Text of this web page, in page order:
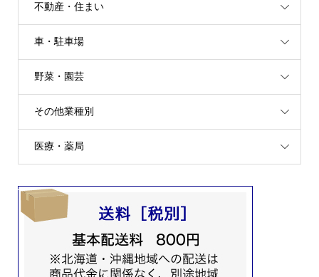
不動産・住まい
車・駐車場
野菜・園芸
その他業種別
医療・薬局